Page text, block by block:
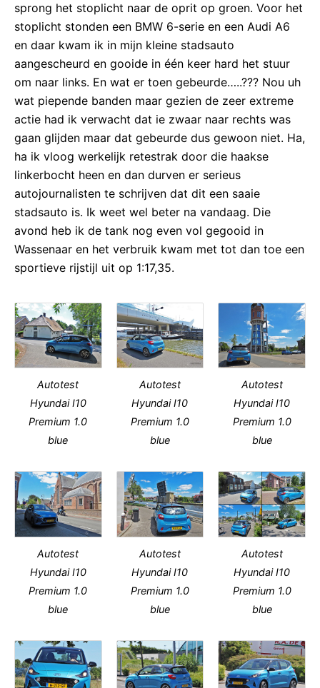
sprong het stoplicht naar de oprit op groen. Voor het
stoplicht stonden een BMW 6-serie en een Audi A6
en daar kwam ik in mijn kleine stadsauto
aangescheurd en gooide in één keer hard het stuur
om naar links. En wat er toen gebeurde…..??? Nou uh
wat piepende banden maar gezien de zeer extreme
actie had ik verwacht dat ie zwaar naar rechts was
gaan glijden maar dat gebeurde dus gewoon niet. Ha,
ha ik vloog werkelijk retestrak door die haakse
linkerbocht heen en dan durven er serieus
autojournalisten te schrijven dat dit een saaie
stadsauto is. Ik weet wel beter na vandaag. Die
avond heb ik de tank nog even vol gegooid in
Wassenaar en het verbruik kwam met tot dan toe een
sportieve rijstijl uit op 1:17,35.
Autotest
Hyundai I10
Premium 1.0
blue
Autotest
Hyundai I10
Premium 1.0
blue
Autotest
Hyundai I10
Premium 1.0
blue
Autotest
Hyundai I10
Premium 1.0
blue
Autotest
Hyundai I10
Premium 1.0
blue
Autotest
Hyundai I10
Premium 1.0
blue